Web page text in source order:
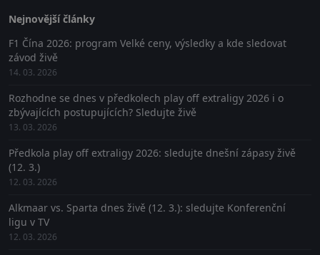
Nejnovější články
F1 Čína 2026: program Velké ceny, výsledky a kde sledovat
závod živě
14. 03. 2026
Rozhodne se dnes v předkolech play off extraligy 2026 i o
zbývajících postupujících? Sledujte živě
13. 03. 2026
Předkola play off extraligy 2026: sledujte dnešní zápasy živě
(12. 3.)
12. 03. 2026
Alkmaar vs. Sparta dnes živě (12. 3.): sledujte Konferenční
ligu v TV
12. 03. 2026